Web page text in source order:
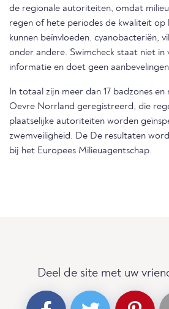
de regionale autoriteiten, omdat
regen of hete periodes de kwaliteit
kunnen beïnvloeden. cyanobacteriën,
onder andere. Swimcheck staat niet in
informatie en doet geen
In totaal zijn meer dan 17 badzones
Oevre Norrland geregistreerd, die
plaatselijke autoriteiten worden
zwemveiligheid. De De resultaten
bij het Europees Milieuagentschap.
Deel de site met uw